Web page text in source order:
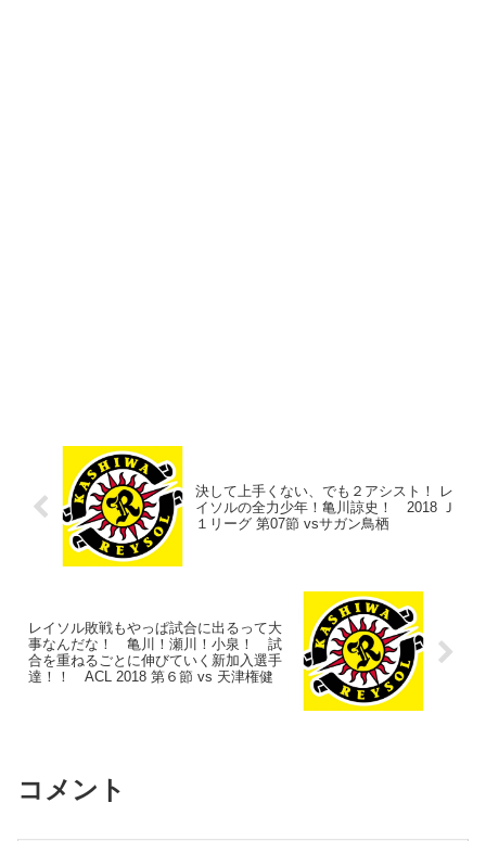
決して上手くない、でも２アシスト！ レ
イソルの全力少年！亀川諒史！ 2018 Ｊ
１リーグ 第07節 vsサガン鳥栖
レイソル敗戦もやっぱ試合に出るって大
事なんだな！ 亀川！瀬川！小泉！ 試
合を重ねるごとに伸びていく新加入選手
達！！ ACL 2018 第６節 vs 天津権健
コメント